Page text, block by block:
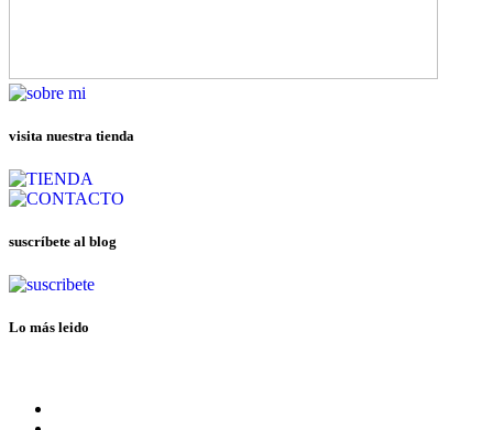
visita nuestra tienda
suscríbete al blog
Lo más leido